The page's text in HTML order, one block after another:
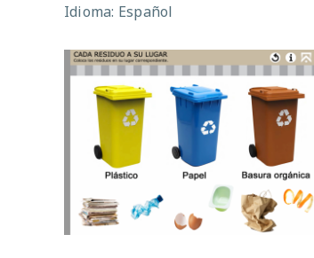
Idioma: Español
Cada residuo en su lugar